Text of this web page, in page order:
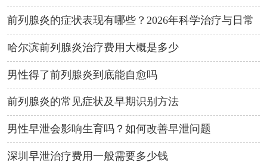
攻略
前列腺炎的症状表现有哪些？2026年科学治疗与日常
预防方法
哈尔滨前列腺炎治疗费用大概是多少
男性得了前列腺炎到底能自愈吗
前列腺炎的常见症状及早期识别方法
男性早泄会影响生育吗？如何改善早泄问题
深圳早泄治疗费用一般需要多少钱